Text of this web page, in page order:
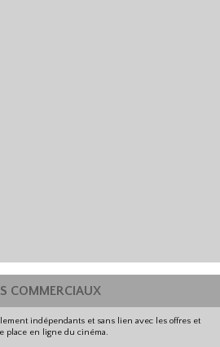
COMMERCIAUX
indépendants et sans lien avec les offres et
place en ligne du cinéma.